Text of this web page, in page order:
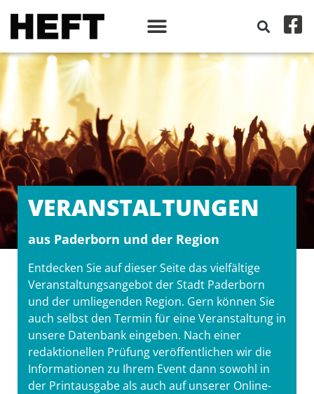
VERANSTALT­UNGEN
aus Paderborn und der Region
Entdecken Sie auf dieser Seite das vielfältige
Veranstaltungsangebot der Stadt Paderborn
und der umliegenden Region. Gern können Sie
auch selbst den Termin für eine Veranstaltung in
unsere Datenbank eingeben. Nach einer
redaktionellen Prüfung veröffentlichen wir die
Informationen zu Ihrem Event dann sowohl in
der Printausgabe als auch auf unserer Online-